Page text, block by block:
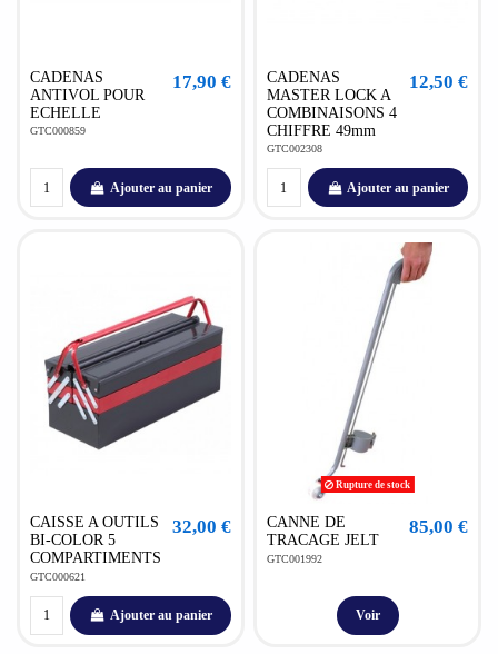
CADENAS
ANTIVOL POUR
ECHELLE
GTC000859
17,90 €
Ajouter au panier
CADENAS
MASTER LOCK A
COMBINAISONS 4
CHIFFRE 49mm
GTC002308
12,50 €
Ajouter au panier
CAISSE A OUTILS
BI-COLOR 5
COMPARTIMENTS
GTC000621
32,00 €
Ajouter au panier
Rupture de stock
CANNE DE
TRACAGE JELT
GTC001992
85,00 €
Voir